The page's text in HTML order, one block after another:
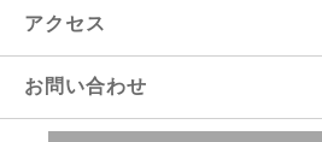
アクセス
お問い合わせ